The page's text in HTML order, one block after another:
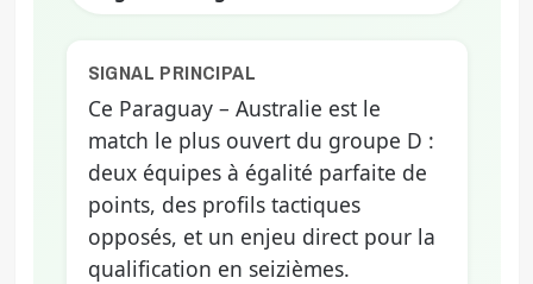
SIGNAL PRINCIPAL
Ce Paraguay – Australie est le
match le plus ouvert du groupe D :
deux équipes à égalité parfaite de
points, des profils tactiques
opposés, et un enjeu direct pour la
qualification en seizièmes.